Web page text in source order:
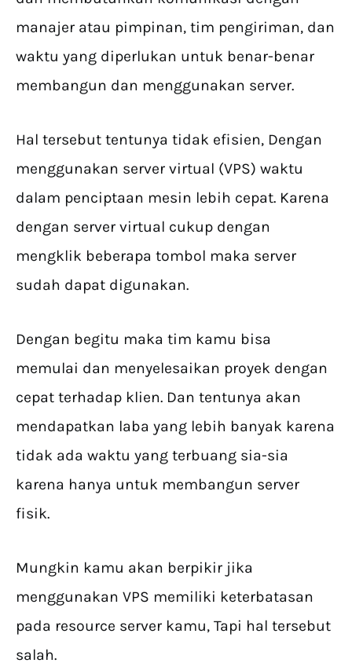
manajer atau pimpinan, tim pengiriman, dan
waktu yang diperlukan untuk benar-benar
membangun dan menggunakan server.
Hal tersebut tentunya tidak efisien, Dengan
menggunakan server virtual (VPS) waktu
dalam penciptaan mesin lebih cepat. Karena
dengan server virtual cukup dengan
mengklik beberapa tombol maka server
sudah dapat digunakan.
Dengan begitu maka tim kamu bisa
memulai dan menyelesaikan proyek dengan
cepat terhadap klien. Dan tentunya akan
mendapatkan laba yang lebih banyak karena
tidak ada waktu yang terbuang sia-sia
karena hanya untuk membangun server
fisik.
Mungkin kamu akan berpikir jika
menggunakan VPS memiliki keterbatasan
pada resource server kamu, Tapi hal tersebut
salah.